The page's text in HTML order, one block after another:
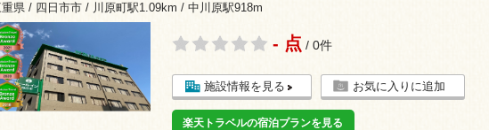
重県 / 四日市市 / 川原町駅1.09km / 中川原駅918m
- 点 / 0件
施設情報を見る お気に入りに追加
楽天トラベルの宿泊プランを見る